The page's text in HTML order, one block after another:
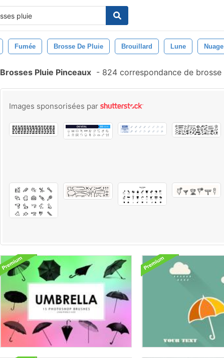
Fumée Brosse De Pluie Brouillard Lune Nuage
Brosses Pluie Pinceaux - 824 correspondance de brosse
Images sponsorisées par